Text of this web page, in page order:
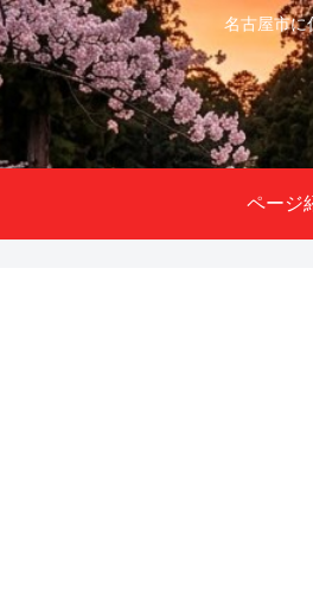
名古屋市に
ページ